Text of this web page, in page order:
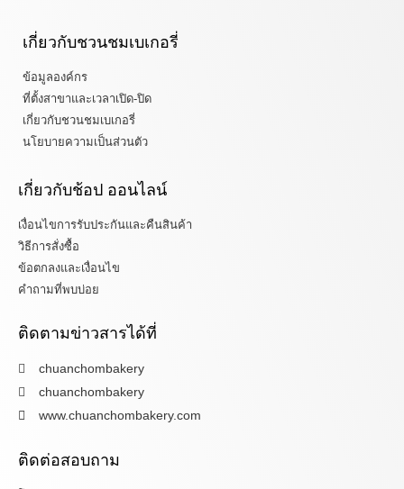
เกี่ยวกับชวนชมเบเกอรี่
ข้อมูลองค์กร
ที่ตั้งสาขาและเวลาเปิด-ปิด
เกี่ยวกับชวนชมเบเกอรี่
นโยบายความเป็นส่วนตัว
เกี่ยวกับช้อป ออนไลน์
เงื่อนไขการรับประกันและคืนสินค้า
วิธีการสั่งซื้อ
ข้อตกลงและเงื่อนไข
คำถามที่พบบ่อย
ติดตามข่าวสารได้ที่
chuanchombakery
chuanchombakery
www.chuanchombakery.com
ติดต่อสอบถาม